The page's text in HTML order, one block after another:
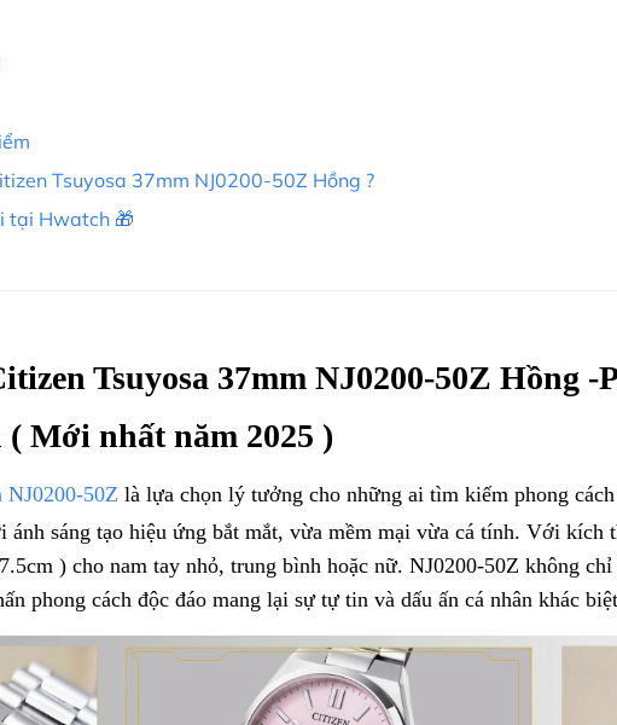
Tsuyosa 37mm NJ0200-50Z Hồng ?
tại Hwatch 🎁
Tsuyosa 37mm NJ0200-50Z Hồng -
Mới nhất năm 2025 )
NJ0200-50Z là lựa chọn lý tưởng cho những ai tìm kiếm phong
ánh sáng tạo hiệu ứng bắt mắt, vừa mềm mại vừa cá tính. Với kích
) cho nam tay nhỏ, trung bình hoặc nữ. NJ0200-50Z không
phong cách độc đáo mang lại sự tự tin và dấu ấn cá nhân khác